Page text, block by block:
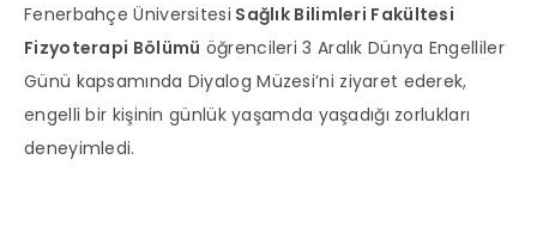
Fenerbahçe Üniversitesi Sağlık Bilimleri Fakültesi
Fizyoterapi Bölümü öğrencileri 3 Aralık Dünya Engelliler
Günü kapsamında Diyalog Müzesi’ni ziyaret ederek,
engelli bir kişinin günlük yaşamda yaşadığı zorlukları
deneyimledi.